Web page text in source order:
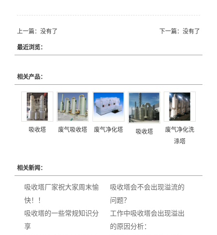
上一篇：没有了 下一篇：没有了
最近浏览：
相关产品：
吸收塔 废气吸收塔 废气净化塔 吸收塔
废气净化洗
涤塔
相关新闻：
吸收塔厂家祝大家周末愉
快！！
吸收塔会不会出现溢流的
问题？
吸收塔的一些常规知识分
享
工作中吸收塔会出现溢出
的原因分析：